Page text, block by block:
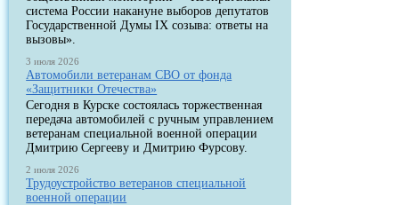
система России накануне выборов депутатов
Государственной Думы IX созыва: ответы на
вызовы».
3 июля 2026
Автомобили ветеранам СВО от фонда
«Защитники Отечества»
Сегодня в Курске состоялась торжественная
передача автомобилей с ручным управлением
ветеранам специальной военной операции
Дмитрию Сергееву и Дмитрию Фурсову.
2 июля 2026
Трудоустройство ветеранов специальной
военной операции